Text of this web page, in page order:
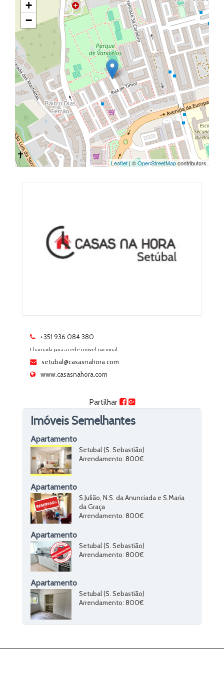
+
−
Leaflet| ©OpenStreetMapcontributors
+351 936 084 380
Chamada para a rede móvel nacional
setubal@casasnahora.com
www.casasnahora.com
Partilhar
Imóveis Semelhantes
Apartamento
Setubal (S. Sebastião)
Arrendamento: 800€
Apartamento
S.Julião, N.S. da Anunciada e S.Maria
da Graça
Arrendamento: 800€
Apartamento
Setubal (S. Sebastião)
Arrendamento: 800€
Apartamento
Setubal (S. Sebastião)
Arrendamento: 800€